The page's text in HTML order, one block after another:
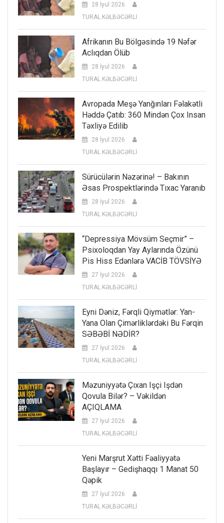
28 İyul 2026
TURAL KƏLBƏCƏRLİ
Afrikanın Bu Bölgəsində 19 Nəfər
Aclıqdan Ölüb
28 İyul 2026
TURAL KƏLBƏCƏRLİ
Avropada Meşə Yanğınları Fəlakətli
Həddə Çatıb: 360 Mindən Çox Insan
Təxliyə Edilib
28 İyul 2026
TURAL KƏLBƏCƏRLİ
Sürücülərin Nəzərinə! – Bakının
Əsas Prospektlərində Tıxac Yaranıb
28 İyul 2026
TURAL KƏLBƏCƏRLİ
“Depressiya Mövsüm Seçmir” –
Psixoloqdan Yay Aylarında Özünü
Pis Hiss Edənlərə VACİB TÖVSİYƏ
27 İyul 2026
TURAL KƏLBƏCƏRLİ
Eyni Dəniz, Fərqli Qiymətlər: Yan-
Yana Olan Çimərliklərdəki Bu Fərqin
SƏBƏBİ NƏDİR?
27 İyul 2026
TURAL KƏLBƏCƏRLİ
Məzuniyyətə Çıxan Işçi Işdən
Qovula Bilər? – Vəkildən
AÇIQLAMA
27 İyul 2026
TURAL KƏLBƏCƏRLİ
Yeni Marşrut Xətti Fəaliyyətə
Başlayır – Gedişhaqqı 1 Manat 50
Qəpik
27 İyul 2026
TURAL KƏLBƏCƏRLİ